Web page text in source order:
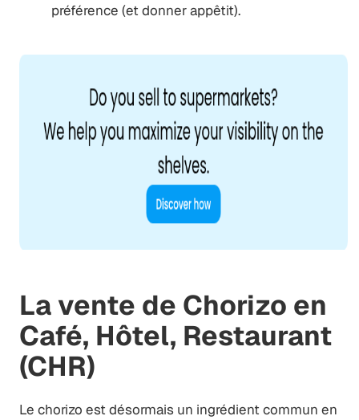
préférence (et donner appêtit).
La vente de Chorizo en
Café, Hôtel, Restaurant
(CHR)
Le chorizo est désormais un ingrédient commun en